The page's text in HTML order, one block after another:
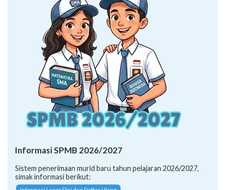
Informasi SPMB 2026/2027
Sistem penerimaan murid baru tahun pelajaran 2026/2027,
simak informasi berikut: